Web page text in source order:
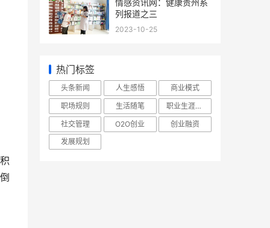
情感资讯网：健康贵州系
列报道之三
2023-10-25
热门标签
头条新闻 人生感悟
商业模式
职场规则
生活随笔
职业生涯规划
社交管理
O2O创业
创业融资
发展规划